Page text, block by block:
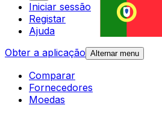
Iniciar sessão
Registar
Ajuda
Obter a aplicação Alternar menu
Comparar
Fornecedores
Moedas